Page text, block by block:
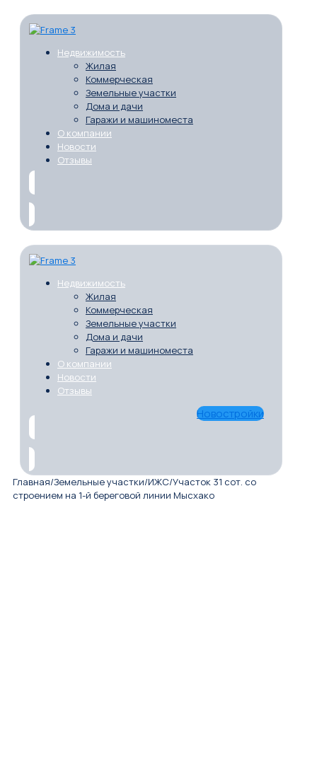
Недвижимость
Жилая
Коммерческая
Земельные участки
Дома и дачи
Гаражи и машиноместа
О компании
Новости
Отзывы
Недвижимость
Жилая
Коммерческая
Земельные участки
Дома и дачи
Гаражи и машиноместа
О компании
Новости
Отзывы
Новостройки
Главная/Земельные участки/ИЖС/Участок 31 сот. со
строением на 1-й береговой линии Мысхако